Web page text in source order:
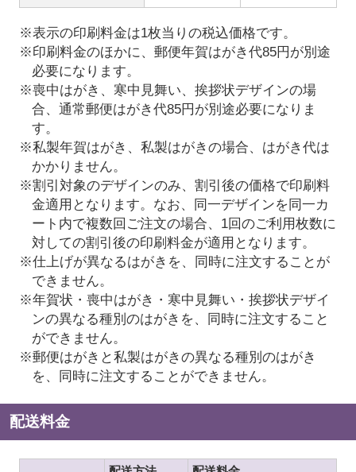
※表示の印刷料金は1枚当りの税込価格です。
※印刷料金のほかに、郵便年賀はがき代85円が別途
必要になります。
※喪中はがき、寒中見舞い、挨拶状デザインの場
合、通常郵便はがき代85円が別途必要になりま
す。
※私製年賀はがき、私製はがきの場合、はがき代は
かかりません。
※割引対象のデザインのみ、割引後の価格で印刷料
金適用となります。なお、同一デザインを同一カ
ート内で複数回ご注文の場合、1回のご利用枚数に
対しての割引後の印刷料金が適用となります。
※仕上げが異なるはがきを、同時に注文することが
できません。
※年賀状・喪中はがき・寒中見舞い・挨拶状デザイ
ンの異なる種別のはがきを、同時に注文すること
ができません。
※郵便はがきと私製はがきの異なる種別のはがき
を、同時に注文することができません。
配送料金